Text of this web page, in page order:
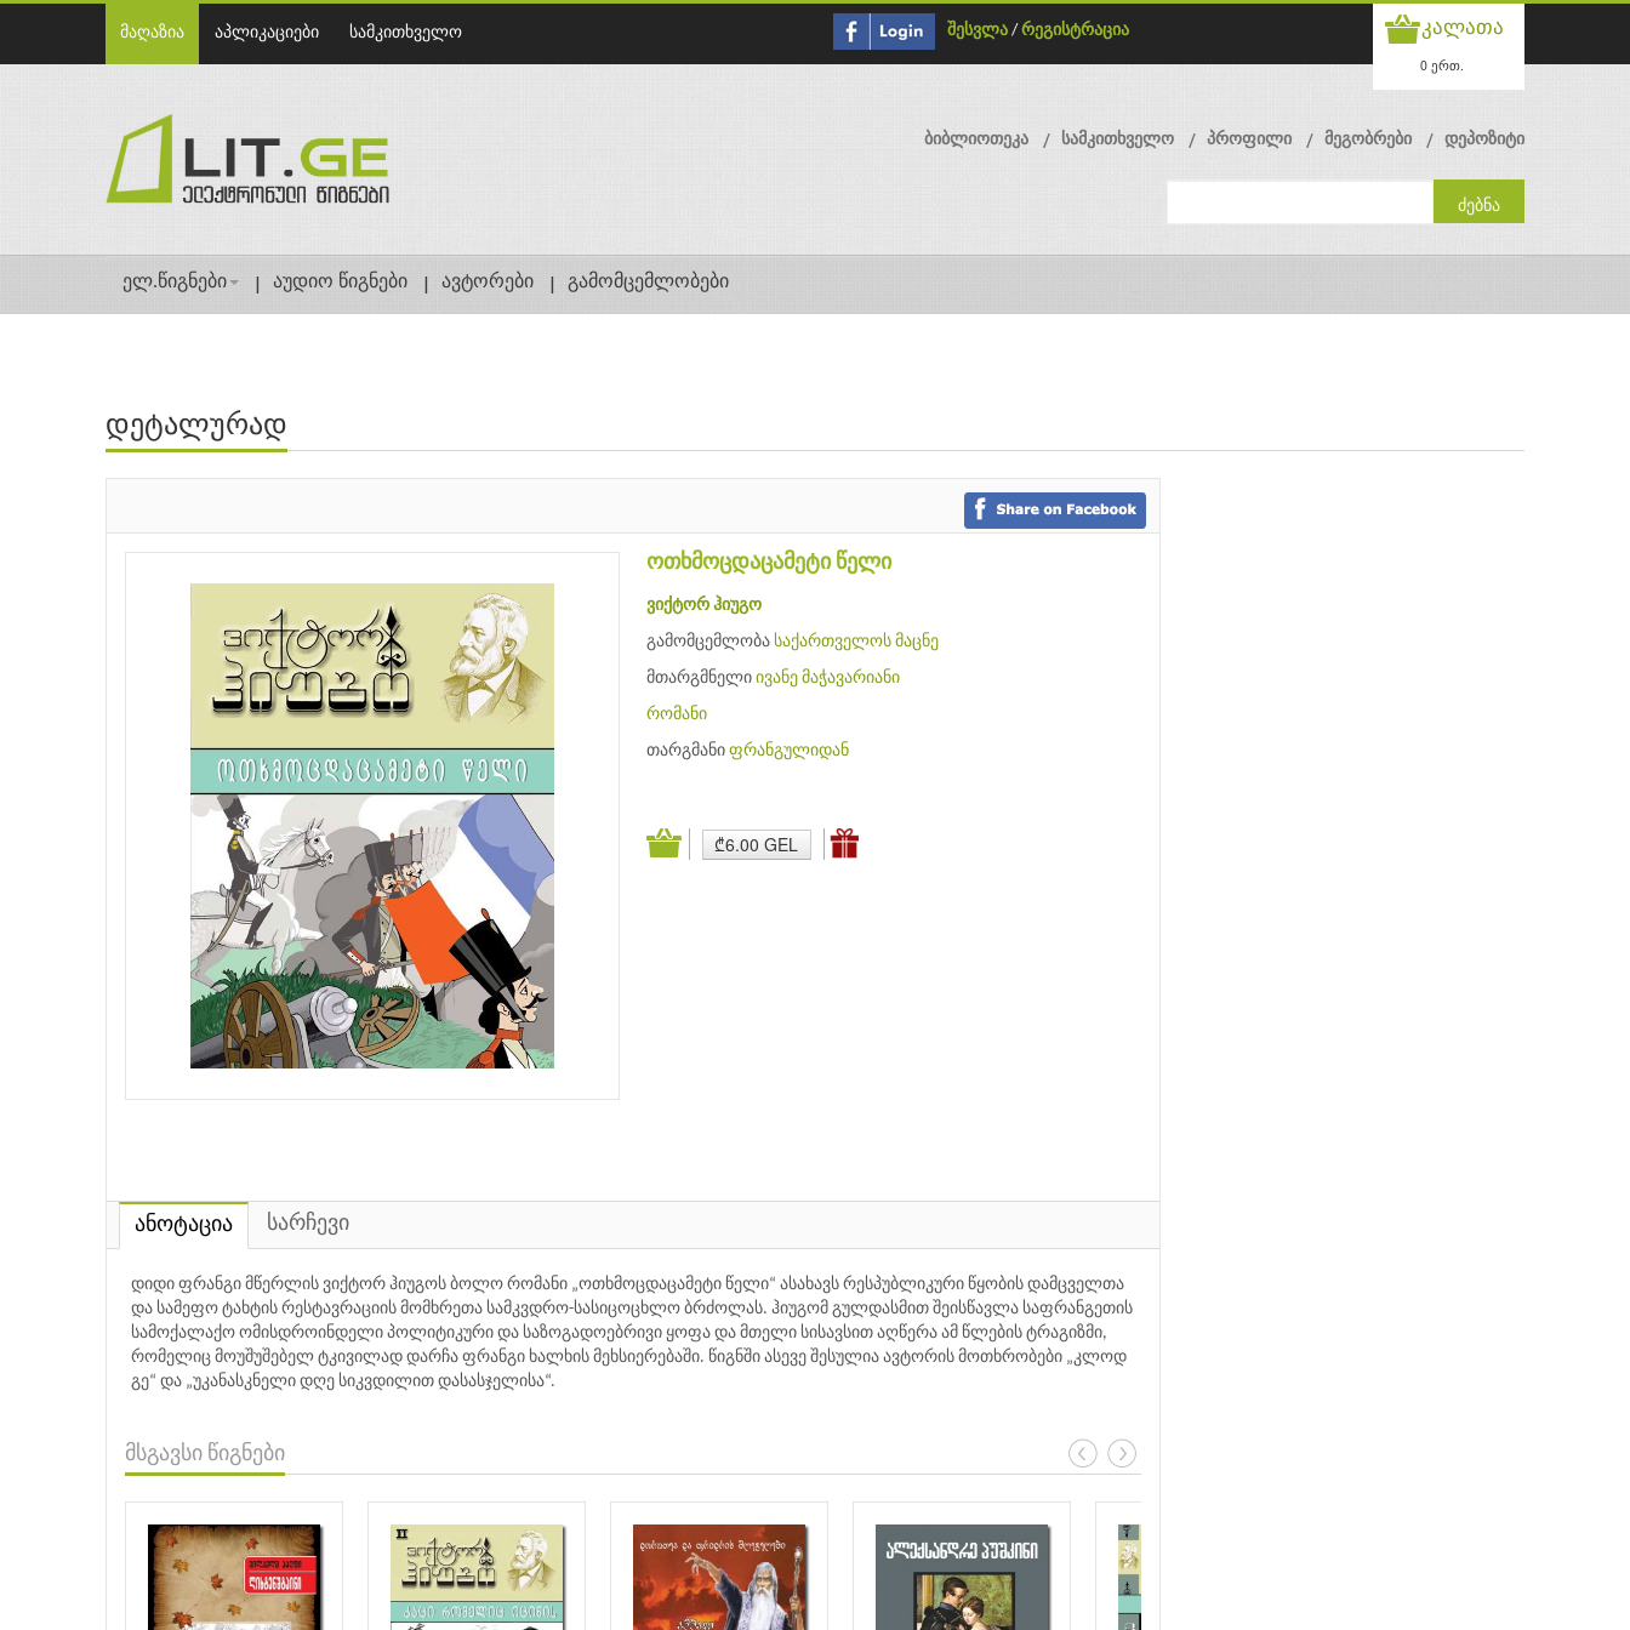
მაღაზია აპლიკაციები სამკითხველო შესვლა / რეგისტრაცია კალათა
0 ერთ.
ბიბლიოთეკა სამკითხველო პროფილი მეგობრები დეპოზიტი
ელ.წიგნები აუდიო წიგნები ავტორები გამომცემლობები
დეტალურად
ოთხმოცდაცამეტი წელი
ვიქტორ ჰიუგო
გამომცემლობა საქართველოს მაცნე
მთარგმნელი ივანე მაჭავარიანი
რომანი
თარგმანი ფრანგულიდან
₾6.00 GEL
ანოტაცია სარჩევი
დიდი ფრანგი მწერლის ვიქტორ ჰიუგოს ბოლო რომანი „ოთხმოცდაცამეტი წელი“ ასახავს რესპუბლიკური წყობის დამცველთა
და სამეფო ტახტის რესტავრაციის მომხრეთა სამკვდრო-სასიცოცხლო ბრძოლას. ჰიუგომ გულდასმით შეისწავლა საფრანგეთის
სამოქალაქო ომისდროინდელი პოლიტიკური და საზოგადოებრივი ყოფა და მთელი სისავსით აღწერა ამ წლების ტრაგიზმი,
რომელიც მოუშუშებელ ტკივილად დარჩა ფრანგი ხალხის მეხსიერებაში. წიგნში ასევე შესულია ავტორის მოთხრობები „კლოდ
გე“ და „უკანასკნელი დღე სიკვდილით დასასჯელისა“.
მსგავსი წიგნები